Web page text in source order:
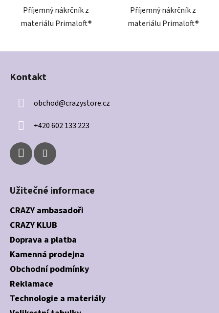
Příjemný nákrčník z
materiálu Primaloft®
Příjemný nákrčník z
materiálu Primaloft®
Z
Kontakt
obchod@crazystore.cz
+420 602 133 223
Užitečné informace
CRAZY ambasadoři
CRAZY KLUB
Doprava a platba
Kamenná prodejna
Obchodní podmínky
Reklamace
Technologie a materiály